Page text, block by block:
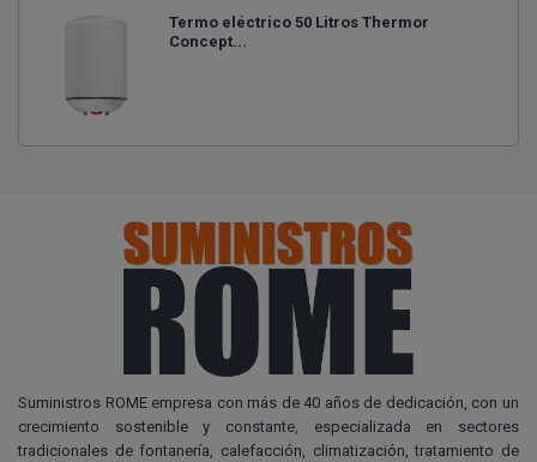
Termo eléctrico 50 Litros Thermor
Concept...
Suministros ROME empresa con más de 40 años de dedicación, con un
crecimiento sostenible y constante, especializada en sectores
tradicionales de fontanería, calefacción, climatización, tratamiento de